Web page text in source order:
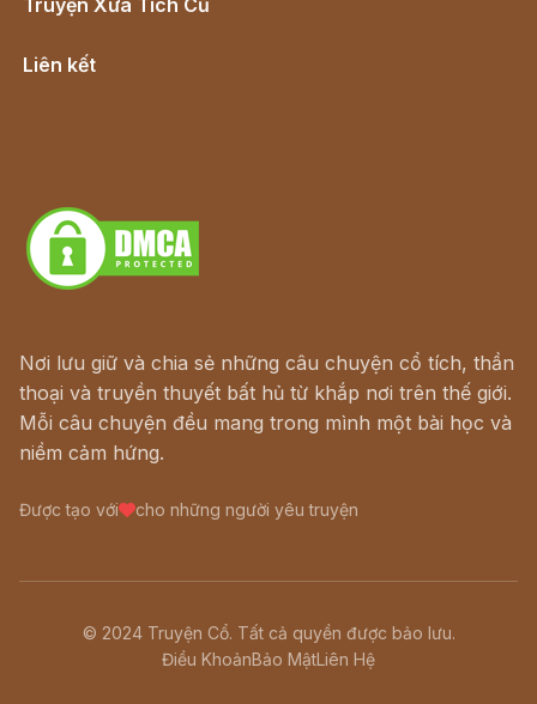
Truyện Xưa Tích Cũ
Liên kết
Nơi lưu giữ và chia sẻ những câu chuyện cổ tích, thần
thoại và truyền thuyết bất hủ từ khắp nơi trên thế giới.
Mỗi câu chuyện đều mang trong mình một bài học và
niềm cảm hứng.
Được tạo với cho những người yêu truyện
© 2024 Truyện Cổ. Tất cả quyền được bảo lưu.
Điều KhoảnBảo MậtLiên Hệ